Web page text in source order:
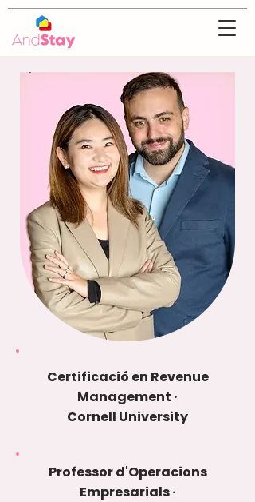
Certificació en Revenue
Management ·
Cornell University
Professor d'Operacions
Empresarials ·